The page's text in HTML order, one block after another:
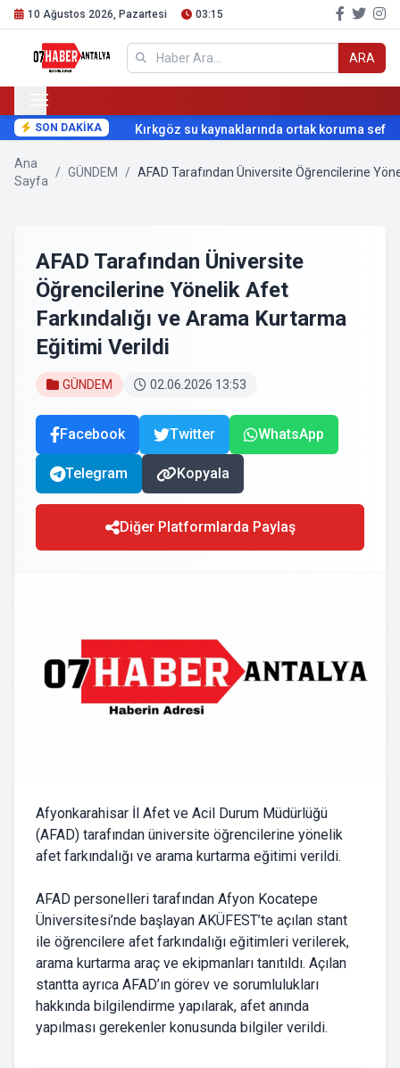
10 Ağustos 2026, Pazartesi 03:15
ARA
SON DAKİKA Kırkgöz su kaynaklarında ortak koruma
Ana
Sayfa
/ GÜNDEM / AFAD Tarafından Üniversite Öğrencilerine
AFAD Tarafından Üniversite
Öğrencilerine Yönelik Afet
Farkındalığı ve Arama Kurtarma
Eğitimi Verildi
GÜNDEM 02.06.2026 13:53
Facebook Twitter WhatsApp
Telegram Kopyala
Diğer Platformlarda Paylaş
Afyonkarahisar İl Afet ve Acil Durum Müdürlüğü
(AFAD) tarafından üniversite öğrencilerine yönelik
afet farkındalığı ve arama kurtarma eğitimi verildi.
AFAD personelleri tarafından Afyon Kocatepe
Üniversitesi’nde başlayan AKÜFEST’te açılan stant
ile öğrencilere afet farkındalığı eğitimleri verilerek,
arama kurtarma araç ve ekipmanları tanıtıldı. Açılan
stantta ayrıca AFAD’ın görev ve sorumlulukları
hakkında bilgilendirme yapılarak, afet anında
yapılması gerekenler konusunda bilgiler verildi.